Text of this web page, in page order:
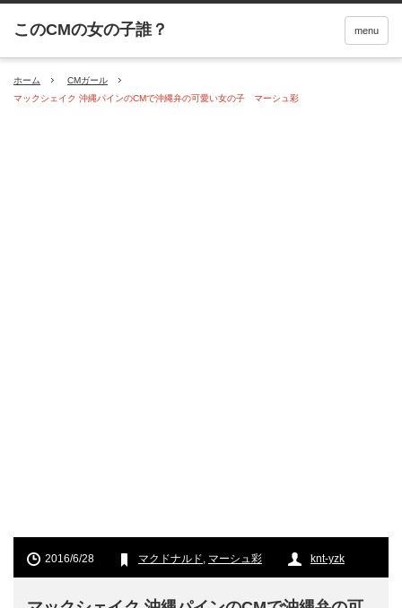
menu
ホーム
CMガール
マックシェイク 沖縄パインのCMで沖縄弁の可愛い女の子 マーシュ彩
2016/6/28 マクドナルド, マーシュ彩 knt-yzk